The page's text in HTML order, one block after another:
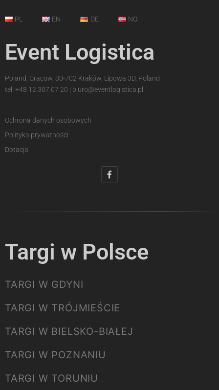
PL EN DE NO
Event Logistica
Poland, Cracow, 30-702 Kraków, Lipowa 3D, Poland
tel. +48 12 307 07 20 | biuro@eventlogistica.pl
Ochrona danych osobowych
Polityka prywatności
Dotacja
Targi w Polsce
TARGI W GDYNI
TARGI W TRÓJMIEŚCIE
TARGI W BIELSKO-BIAŁEJ
TARGI W POZNANIU
TARGI W TORUNIU